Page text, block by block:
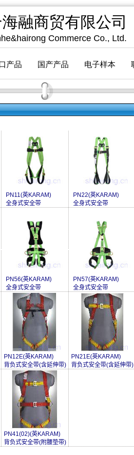
PN11(英KARAM)
全身式安全带
PN22(英KARAM)
全身式安全带
PN56(英KARAM)
全身式安全带
PN57(英KARAM)
全身式安全带
PN12E(英KARAM)
背负式安全带(含延伸带)
PN21E(英KARAM)
背负式安全带(含延伸带)
PN41(02)(英KARAM)
背负式安全带(附腰垫带)